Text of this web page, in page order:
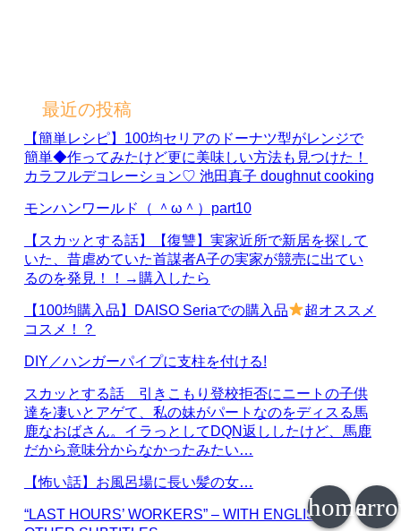
最近の投稿
【簡単レシピ】100均セリアのドーナツ型がレンジで
簡単◆作ってみたけど更に美味しい方法も見つけた！
カラフルデコレーション♡ 池田真子 doughnut cooking
モンハンワールド（ ＾ω＾）part10
【スカッとする話】【復讐】実家近所で新居を探して
いた、昔虐めていた首謀者A子の実家が競売に出てい
るのを発見！！→購入したら
【100均購入品】DAISO Seriaでの購入品
超オススメ
コスメ！？
DIY／ハンガーパイプに支柱を付ける!
スカッとする話 引きこもり登校拒否にニートの子供
達を凄いとアゲて、私の妹がパートなのをディスる馬
鹿なおばさん。イラっとしてDQN返ししたけど、馬鹿
だから意味分からなかったみたい…
【怖い話】お風呂場に長い髪の女…
“LAST HOURS’ WORKERS” – WITH ENGLISH &
home